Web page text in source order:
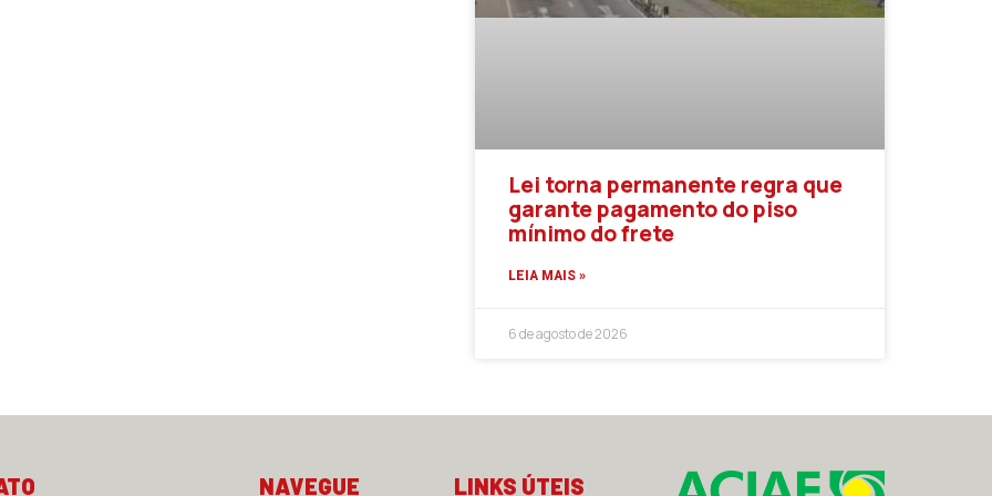
Lei torna permanente regra que
garante pagamento do piso
mínimo do frete
LEIA MAIS »
6 de agosto de 2026
NAVEGUE LINKS ÚTEIS